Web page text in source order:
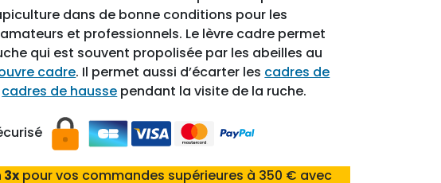
dans de bonne conditions pour les
et professionnels. Le lèvre cadre permet
qui est souvent propolisée par les abeilles au
cadre. Il permet aussi d’écarter les cadres de
cadres de hausse pendant la visite de la ruche.
3x pour vos commandes supérieures à 350 € avec